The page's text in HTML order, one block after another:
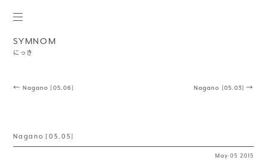
SYMNOM
にっき
Post navigation
← Nagano [05.06] Nagano [05.03]→
Nagano [05.05]
May·05 2015